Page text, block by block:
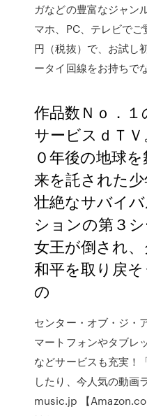
ガなどの豊富なジャン
マホ、PC、テレビで
円（税抜）で、お試し
ータイ回線をお持ちで
作品数Ｎｏ．
サービスｄＴ
０年後の地球
来を託された
壮絶なサバイ
ションの第３
女王が倒され
和平を取り戻
の
センター・オブ・ジ・
マートフォンやタブレ
などサービスも充実！
したり、今人気の動画
music.jp 【